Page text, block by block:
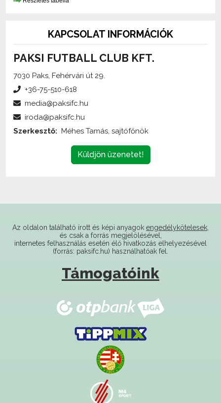
PAKSI FUTBALL CLUB KFT.
7030 Paks, Fehérvári út 29.
Küldjön üzenetet!
internetes felhasználás esetén élő hivatkozás elhelyezésével
(forrás: paksifc.hu) használhatóak fel.
Támogatóink